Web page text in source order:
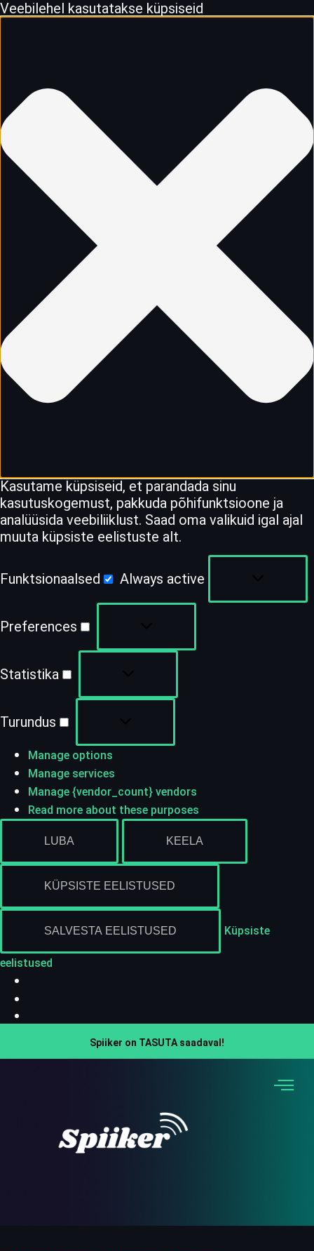
Veebilehel kasutatakse küpsiseid
Kasutame küpsiseid, et parandada sinu
kasutuskogemust, pakkuda põhifunktsioone ja
analüüsida veebiliiklust. Saad oma valikuid igal ajal
muuta küpsiste eelistuste alt.
Funktsionaalsed Always active
Preferences
Statistika
Turundus
Manage options
Manage services
Manage {vendor_count} vendors
Read more about these purposes
LUBA KEELA
KÜPSISTE EELISTUSED
SALVESTA EELISTUSED Küpsiste
eelistused
Spiiker on TASUTA saadaval!